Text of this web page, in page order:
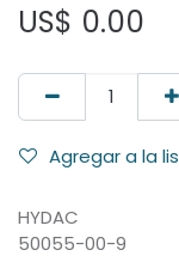
US$ 0.00
Agregar a la
HYDAC
50055-00-9